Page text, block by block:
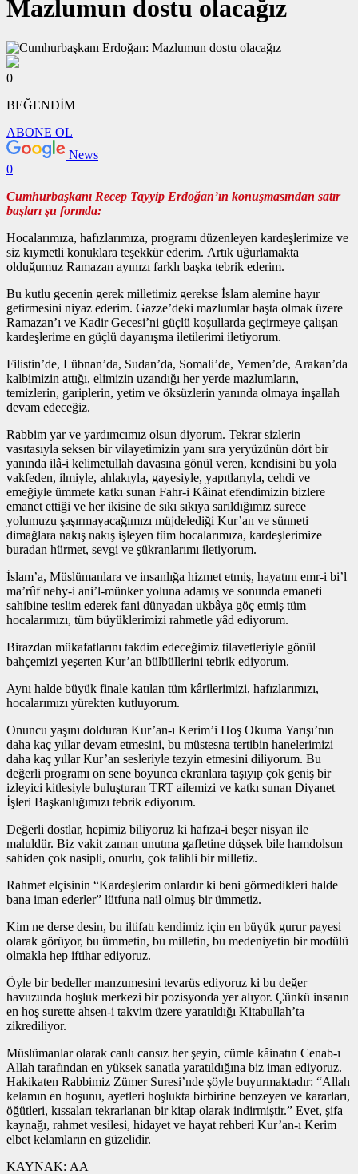
Mazlumun dostu olacağız
0
BEĞENDİM
ABONE OL
News
0
Cumhurbaşkanı Recep Tayyip Erdoğan’ın konuşmasından satır
başları şu formda:
Hocalarımıza, hafızlarımıza, programı düzenleyen kardeşlerimize ve
siz kıymetli konuklara teşekkür ederim. Artık uğurlamakta
olduğumuz Ramazan ayınızı farklı başka tebrik ederim.
Bu kutlu gecenin gerek milletimiz gerekse İslam alemine hayır
getirmesini niyaz ederim. Gazze’deki mazlumlar başta olmak üzere
Ramazan’ı ve Kadir Gecesi’ni güçlü koşullarda geçirmeye çalışan
kardeşlerime en güçlü dayanışma iletilerimi iletiyorum.
Filistin’de, Lübnan’da, Sudan’da, Somali’de, Yemen’de, Arakan’da
kalbimizin attığı, elimizin uzandığı her yerde mazlumların,
temizlerin, gariplerin, yetim ve öksüzlerin yanında olmaya inşallah
devam edeceğiz.
Rabbim yar ve yardımcımız olsun diyorum. Tekrar sizlerin
vasıtasıyla seksen bir vilayetimizin yanı sıra yeryüzünün dört bir
yanında ilâ-i kelimetullah davasına gönül veren, kendisini bu yola
vakfeden, ilmiyle, ahlakıyla, gayesiyle, yapıtlarıyla, cehdi ve
emeğiyle ümmete katkı sunan Fahr-i Kâinat efendimizin bizlere
emanet ettiği ve her ikisine de sıkı sıkıya sarıldığımız surece
yolumuzu şaşırmayacağımızı müjdelediği Kur’an ve sünneti
dimağlara nakış nakış işleyen tüm hocalarımıza, kardeşlerimize
buradan hürmet, sevgi ve şükranlarımı iletiyorum.
İslam’a, Müslümanlara ve insanlığa hizmet etmiş, hayatını emr-i bi’l
ma’rûf nehy-i ani’l-münker yoluna adamış ve sonunda emaneti
sahibine teslim ederek fani dünyadan ukbâya göç etmiş tüm
hocalarımızı, tüm büyüklerimizi rahmetle yâd ediyorum.
Birazdan mükafatlarını takdim edeceğimiz tilavetleriyle gönül
bahçemizi yeşerten Kur’an bülbüllerini tebrik ediyorum.
Aynı halde büyük finale katılan tüm kârilerimizi, hafızlarımızı,
hocalarımızı yürekten kutluyorum.
Onuncu yaşını dolduran Kur’an-ı Kerim’i Hoş Okuma Yarışı’nın
daha kaç yıllar devam etmesini, bu müstesna tertibin hanelerimizi
daha kaç yıllar Kur’an sesleriyle tezyin etmesini diliyorum. Bu
değerli programı on sene boyunca ekranlara taşıyıp çok geniş bir
izleyici kitlesiyle buluşturan TRT ailemizi ve katkı sunan Diyanet
İşleri Başkanlığımızı tebrik ediyorum.
Değerli dostlar, hepimiz biliyoruz ki hafıza-i beşer nisyan ile
maluldür. Biz vakit zaman unutma gafletine düşsek bile hamdolsun
sahiden çok nasipli, onurlu, çok talihli bir milletiz.
Rahmet elçisinin “Kardeşlerim onlardır ki beni görmedikleri halde
bana iman ederler” lütfuna nail olmuş bir ümmetiz.
Kim ne derse desin, bu iltifatı kendimiz için en büyük gurur payesi
olarak görüyor, bu ümmetin, bu milletin, bu medeniyetin bir modülü
olmakla hep iftihar ediyoruz.
Öyle bir bedeller manzumesini tevarüs ediyoruz ki bu değer
havuzunda hoşluk merkezi bir pozisyonda yer alıyor. Çünkü insanın
en hoş surette ahsen-i takvim üzere yaratıldığı Kitabullah’ta
zikrediliyor.
Müslümanlar olarak canlı cansız her şeyin, cümle kâinatın Cenab-ı
Allah tarafından en yüksek sanatla yaratıldığına biz iman ediyoruz.
Hakikaten Rabbimiz Zümer Suresi’nde şöyle buyurmaktadır: “Allah
kelamın en hoşunu, ayetleri hoşlukta birbirine benzeyen ve kararları,
öğütleri, kıssaları tekrarlanan bir kitap olarak indirmiştir.” Evet, şifa
kaynağı, rahmet vesilesi, hidayet ve hayat rehberi Kur’an-ı Kerim
elbet kelamların en güzelidir.
KAYNAK: AA